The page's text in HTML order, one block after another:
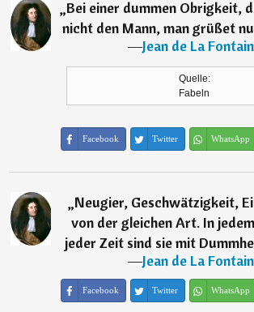
„Bei einer dummen Obrigkeit,
nicht den Mann, man grüßet
―Jean de La
Quelle:
Fabeln
Facebook Twitter WhatsApp
„Neugier, Geschwätzigkeit,
von der gleichen Art. In
jeder Zeit sind sie mit
―Jean de La
Facebook Twitter WhatsApp